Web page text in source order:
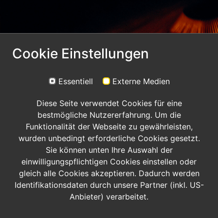
Cookie Einstellungen
Essentiell Externe Medien
Diese Seite verwendet Cookies für eine
bestmögliche Nutzererfahrung. Um die
Funktionalität der Webseite zu gewährleisten,
wurden unbedingt erforderliche Cookies gesetzt.
Sie können unten Ihre Auswahl der
einwilligungspflichtigen Cookies einstellen oder
gleich alle Cookies akzeptieren. Dadurch werden
Identifikationsdaten durch unsere Partner (inkl. US-
Anbieter) verarbeitet.